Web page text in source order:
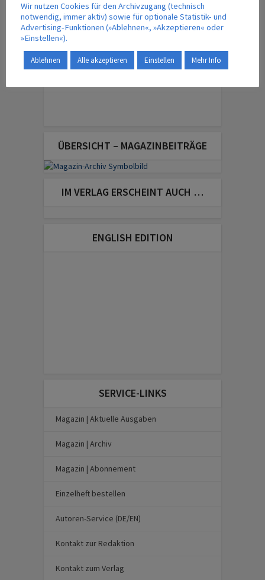
ÜBERSICHT – MAGAZINBEITRÄGE
IM VERLAG ERSCHEINT AUCH …
ENGLISH EDITION
SERVICE-LINKS
Magazin | Aktuelle Ausgaben
Magazin | Archiv
Magazin | Abonnement
Einzelheft bestellen
Autoren-Service (DE/EN)
Kontakt zur Redaktion
Kontakt zum Verlag
Wir nutzen Cookies für den Archivzugang (technisch
notwendig, immer aktiv) sowie für optionale Statistik- und
Advertising-Funktionen (»Ablehnen«, »Akzeptieren« oder
»Einstellen«).
Ablehnen Alle akzeptieren Einstellen Mehr Info